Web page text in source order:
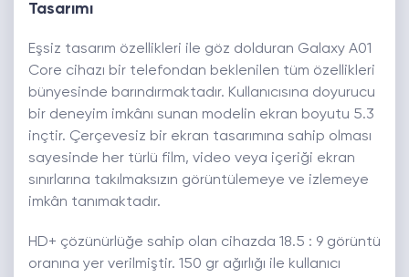
Tasarımı
Eşsiz tasarım özellikleri ile göz dolduran Galaxy A01
Core cihazı bir telefondan beklenilen tüm özellikleri
bünyesinde barındırmaktadır. Kullanıcısına doyurucu
bir deneyim imkânı sunan modelin ekran boyutu 5.3
inçtir. Çerçevesiz bir ekran tasarımına sahip olması
sayesinde her türlü film, video veya içeriği ekran
sınırlarına takılmaksızın görüntülemeye ve izlemeye
imkân tanımaktadır.
HD+ çözünürlüğe sahip olan cihazda 18.5 : 9 görüntü
oranına yer verilmiştir. 150 gr ağırlığı ile kullanıcı